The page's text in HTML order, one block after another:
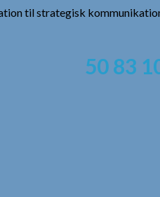
til strategisk
50 83